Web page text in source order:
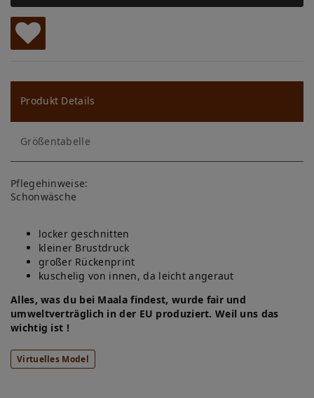
W
u
ns
ch
lis
te
Produkt Details
Größentabelle
Pflegehinweise:
Schonwäsche
locker geschnitten
kleiner Brustdruck
großer Rückenprint
kuschelig von innen, da leicht angeraut
Alles, was du bei Maala findest, wurde fair und
umweltverträglich in der EU produziert. Weil uns das
wichtig ist !
Virtuelles Model